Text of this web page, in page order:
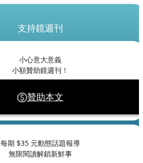
支持鏡週刊
小心意大意義
小額贊助鏡週刊！
贊助本文
每期 $35 元動態話題報導
無限閱讀解鎖新鮮事